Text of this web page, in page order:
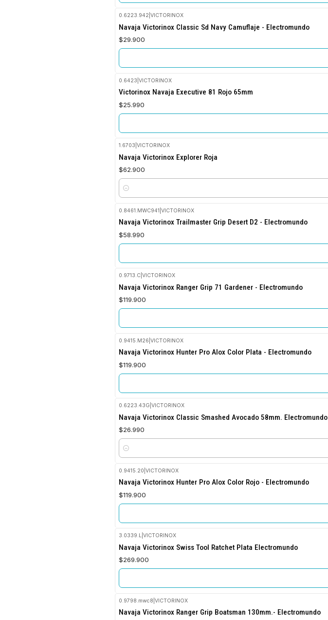
0.6223.942 |VICTORINOX
Navaja Victorinox Classic Sd Navy Camuflaje - Electromundo
$29.900
No disponible
0.6423 |VICTORINOX
Victorinox Navaja Executive 81 Rojo 65mm
$25.990
1.6703 |VICTORINOX
Navaja Victorinox Explorer Roja
$62.900
Cantidad
No disponible
0.8461.MWC941 |VICTORINOX
Navaja Victorinox Trailmaster Grip Desert D2 - Electromundo
$58.990
0.9713.C |VICTORINOX
Navaja Victorinox Ranger Grip 71 Gardener - Electromundo
$119.900
No disponible
0.9415.M26 |VICTORINOX
Navaja Victorinox Hunter Pro Alox Color Plata - Electromundo
$119.900
0.6223.43G |VICTORINOX
Navaja Victorinox Classic Smashed Avocado 58mm. Electromundo
$26.990
Cantidad
No disponible
0.9415.20 |VICTORINOX
Navaja Victorinox Hunter Pro Alox Color Rojo - Electromundo
$119.900
3.0339.L |VICTORINOX
Navaja Victorinox Swiss Tool Ratchet Plata Electromundo
$269.900
No disponible
0.9798.mwc8 |VICTORINOX
Navaja Victorinox Ranger Grip Boatsman 130mm.- Electromundo